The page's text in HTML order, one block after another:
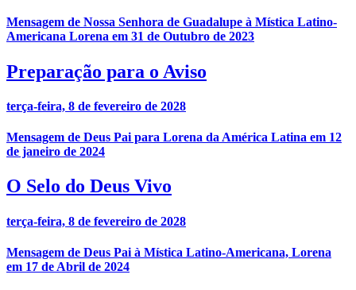
Mensagem de Nossa Senhora de Guadalupe à Mística Latino-
Americana Lorena em 31 de Outubro de 2023
Preparação para o Aviso
terça-feira, 8 de fevereiro de 2028
Mensagem de Deus Pai para Lorena da América Latina em 12
de janeiro de 2024
O Selo do Deus Vivo
terça-feira, 8 de fevereiro de 2028
Mensagem de Deus Pai à Mística Latino-Americana, Lorena
em 17 de Abril de 2024